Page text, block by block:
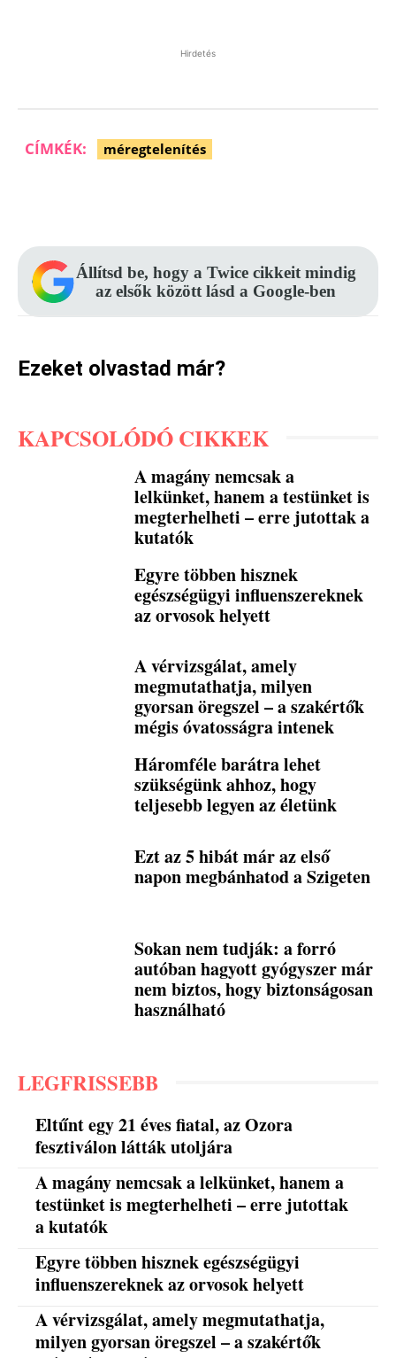
Hirdetés
CÍMKÉK: méregtelenítés
Állítsd be, hogy a Twice cikkeit mindig
az elsők között lásd a Google-ben
Ezeket olvastad már?
KAPCSOLÓDÓ CIKKEK
A magány nemcsak a
lelkünket, hanem a testünket is
megterhelheti – erre jutottak a
kutatók
Egyre többen hisznek
egészségügyi influenszereknek
az orvosok helyett
A vérvizsgálat, amely
megmutathatja, milyen
gyorsan öregszel – a szakértők
mégis óvatosságra intenek
Háromféle barátra lehet
szükségünk ahhoz, hogy
teljesebb legyen az életünk
Ezt az 5 hibát már az első
napon megbánhatod a Szigeten
Sokan nem tudják: a forró
autóban hagyott gyógyszer már
nem biztos, hogy biztonságosan
használható
LEGFRISSEBB
Eltűnt egy 21 éves fiatal, az Ozora
fesztiválon látták utoljára
A magány nemcsak a lelkünket, hanem a
testünket is megterhelheti – erre jutottak
a kutatók
Egyre többen hisznek egészségügyi
influenszereknek az orvosok helyett
A vérvizsgálat, amely megmutathatja,
milyen gyorsan öregszel – a szakértők